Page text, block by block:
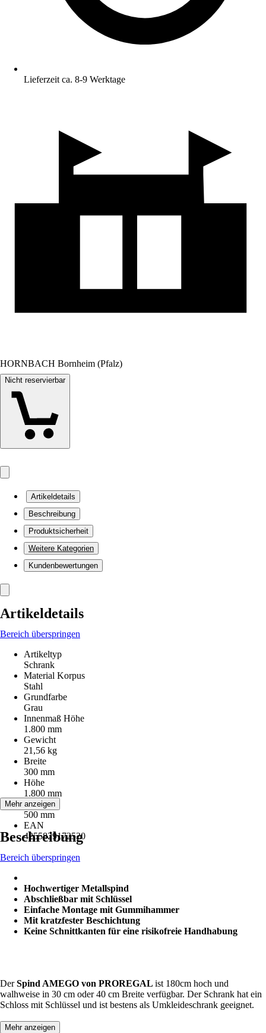
Lieferzeit ca. 8-9 Werktage
HORNBACH Bornheim (Pfalz)
Nicht reservierbar
Artikeldetails
Beschreibung
Produktsicherheit
Weitere Kategorien
Kundenbewertungen
Artikeldetails
Bereich überspringen
Artikeltyp
Schrank
Material Korpus
Stahl
Grundfarbe
Grau
Innenmaß Höhe
1.800 mm
Gewicht
21,56 kg
Breite
300 mm
Höhe
1.800 mm
Tiefe
500 mm
EAN
4255829172520
Mehr anzeigen
Beschreibung
Bereich überspringen
Hochwertiger Metallspind
Abschließbar mit Schlüssel
Einfache Montage mit Gummihammer
Mit kratzfester Beschichtung
Keine Schnittkanten für eine risikofreie Handhabung
DerSpind AMEGO von PROREGAL ist 180cm hoch und
walhweise in 30 cm oder 40 cm Breite verfügbar. Der Schrank hat ein
Schloss mit Schlüssel und ist bestens als Umkleideschrank geeignet.
Mehr anzeigen